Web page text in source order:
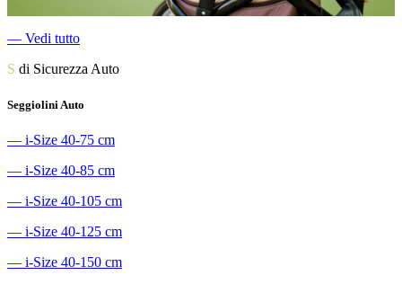
― Vedi tutto
S di Sicurezza Auto
Seggiolini Auto
― i-Size 40-75 cm
― i-Size 40-85 cm
― i-Size 40-105 cm
― i-Size 40-125 cm
― i-Size 40-150 cm